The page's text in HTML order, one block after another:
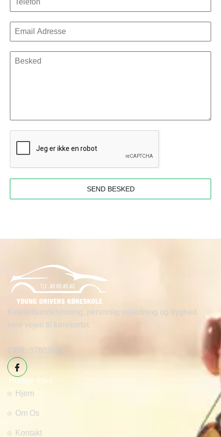
SEND BESKED
Kvalitetsundervisning, personlig vejledning og tryghed
hele vejen til kørekortet.
CVR: 37803626
Hurtige links
Hjem
Om Os
Kontakt